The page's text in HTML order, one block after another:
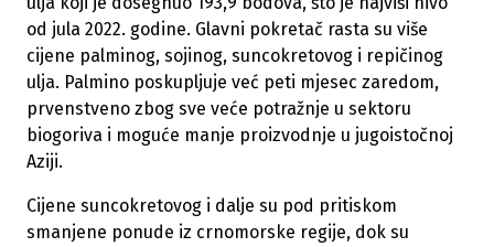
od jula 2022. godine. Glavni pokretač rasta su više
cijene palminog, sojinog, suncokretovog i repičinog
ulja. Palmino poskupljuje već peti mjesec zaredom,
prvenstveno zbog sve veće potražnje u sektoru
biogoriva i moguće manje proizvodnje u jugoistočnoj
Aziji.
Cijene suncokretovog i dalje su pod pritiskom
smanjene ponude iz crnomorske regije, dok su